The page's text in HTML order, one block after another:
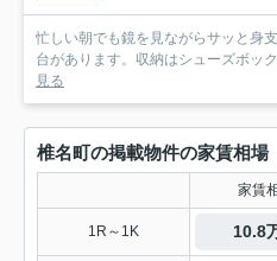
忙しい朝でも鏡を見ながらサッと身
台があります。収納はシューズボッ
見る
椎名町の掲載物件の家賃相場
家賃
1R～1K 10.8